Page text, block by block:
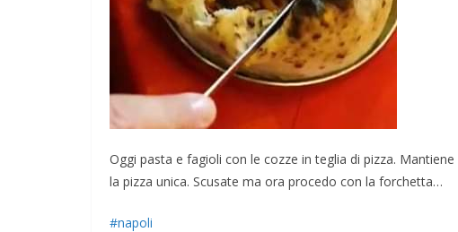
Oggi pasta e fagioli con le cozze in teglia di pizza.
la pizza unica. Scusate ma ora procedo con la forchetta…
#napoli